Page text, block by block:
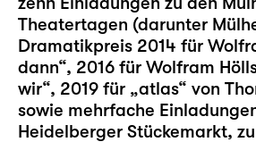
Theatertagen (darunter
Dramatikpreis 2014 für
dann“, 2016 für Wolfram
wir“, 2019 für „atlas“ von
sowie mehrfache
Heidelberger Stückemarkt,